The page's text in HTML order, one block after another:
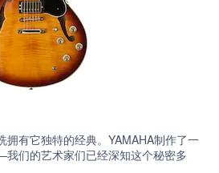
拥有它独特的经典。YAMAHA制作了一
们的艺术家们已经深知这个秘密多